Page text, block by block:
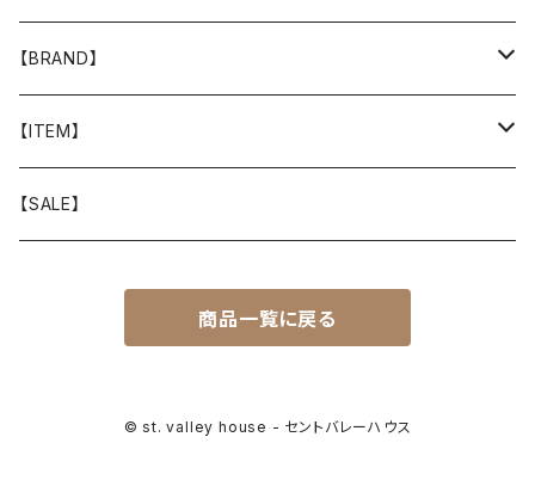
【BRAND】
山と道
T-SHIRT
迷迭香
Akihiro Wood Works
【ITEM】
WEAR
【SALE】
商品一覧に戻る
© st. valley house - セントバレーハウス